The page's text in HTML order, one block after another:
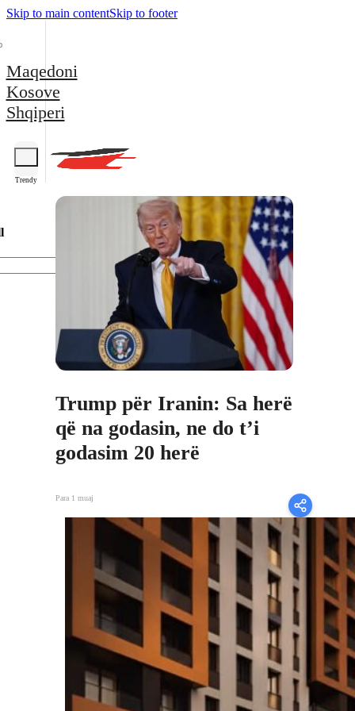
Skip to main contentSkip to footer
Maqedoni
Kosove
Shqiperi
Trendy
Trump për Iranin: Sa herë
që na godasin, ne do t’i
godasim 20 herë
Para 1 muaj